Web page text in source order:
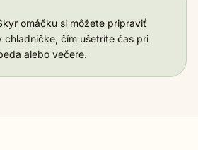
omáčku si môžete pripraviť
chladničke, čím ušetríte čas pri
alebo večere.